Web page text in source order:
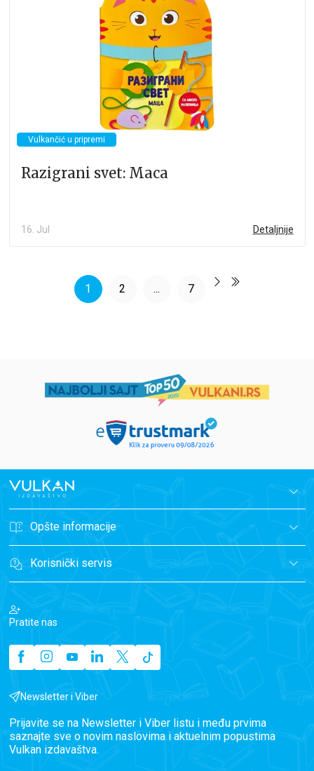
Vulkančić u pripremi
Razigrani svet: Maca
16. Jul Detaljnije
1 2 ... 7
Opšte informacije
Korisnički servis
Pratite nas
Newsletter i Viber
Prijavite se na Newsletter i Viber listu i među prvima
saznajte sve o novim naslovima i aktuelnim popustima
Vulkan izdavaštva.